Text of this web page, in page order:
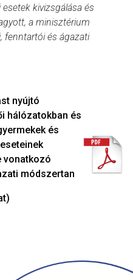
kivizsgálása és
a minisztérium
fenntartói és ágazati
nyújtó
hálózatokban és
és
vonatkozó
módszertan